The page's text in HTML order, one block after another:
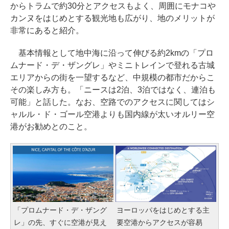
からトラムで約30分とアクセスもよく、周囲にモナコや
カンヌをはじめとする観光地も広がり、地のメリットが
非常にあると紹介。
基本情報として地中海に沿って伸びる約2kmの「プロ
ムナード・デ・ザングレ」やミニトレインで登れる古城
エリアからの街を一望するなど、中規模の都市だからこ
その楽しみ方も。「ニースは2泊、3泊ではなく、連泊も
可能」と話した。なお、空路でのアクセスに関してはシ
ャルル・ド・ゴール空港よりも国内線が太いオルリー空
港がお勧めとのこと。
「プロムナード・デ・ザング
レ」の先、すぐに空港が見え
ヨーロッパをはじめとする主
要空港からアクセスが容易